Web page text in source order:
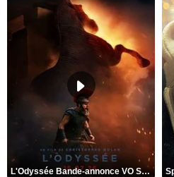
L'Odyssée Bande-annonce VO STFR